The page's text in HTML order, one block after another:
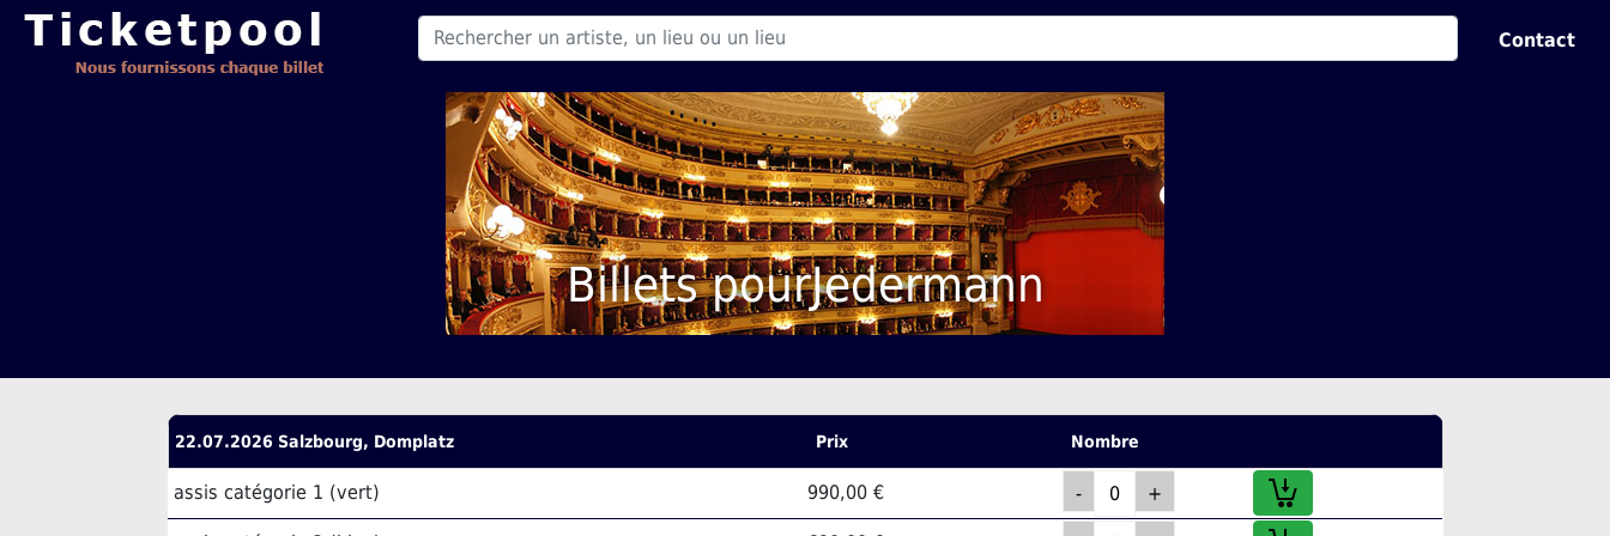
Contact
Billets pourJedermann
22.07.2026 Salzbourg, Domplatz Prix Nombre
assis catégorie 1 (vert) 990,00 €